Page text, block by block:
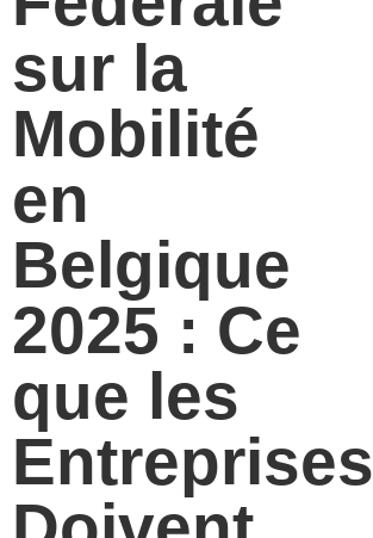
sur la
Mobilité
en
Belgique
2025 : Ce
que les
Entreprises